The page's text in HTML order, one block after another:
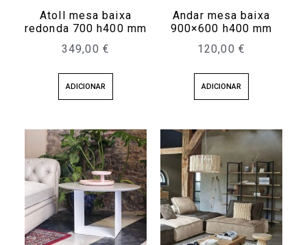
Atoll mesa baixa
redonda 700 h400 mm
349,00 €
ADICIONAR
Andar mesa baixa
900×600 h400 mm
120,00 €
ADICIONAR